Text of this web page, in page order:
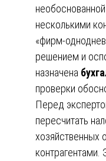
несколькими
«фирм-
решением и
назначена
проверки
Перед
пересчитать
хозяйственных
контрагентами.